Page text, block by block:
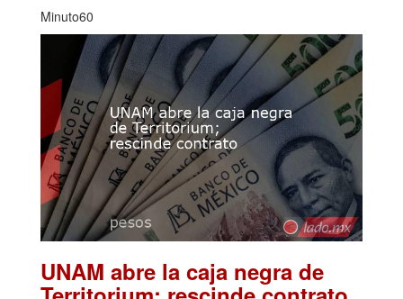
Minuto60
UNAM abre la caja negra de